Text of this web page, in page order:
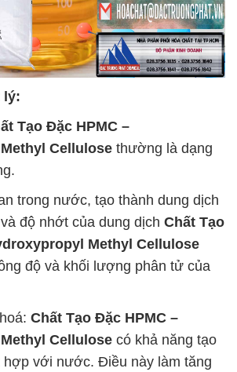
lý:
Tạo Đặc HPMC –
Cellulose thường là dạng
trong nước, tạo thành dung dịch
độ nhớt của dung dịch Chất Tạo
Methyl Cellulose
độ và khối lượng phân tử của
Chất Tạo Đặc HPMC –
Cellulose có khả năng tạo
hợp với nước. Điều này làm tăng